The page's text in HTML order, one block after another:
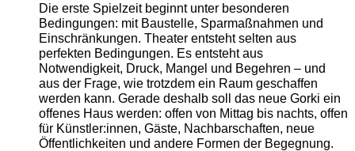
Die erste Spielzeit beginnt unter besonderen
Bedingungen: mit Baustelle, Sparmaßnahmen und
Einschränkungen. Theater entsteht selten aus
perfekten Bedingungen. Es entsteht aus
Notwendigkeit, Druck, Mangel und Begehren – und
aus der Frage, wie trotzdem ein Raum geschaffen
werden kann. Gerade deshalb soll das neue Gorki ein
offenes Haus werden: offen von Mittag bis nachts, offen
für Künstler:innen, Gäste, Nachbarschaften, neue
Öffentlichkeiten und andere Formen der Begegnung.